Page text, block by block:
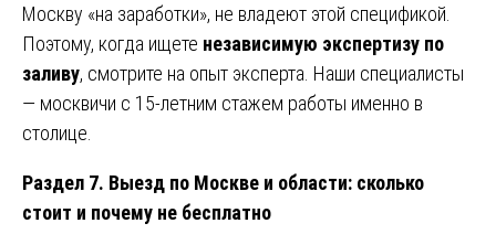
Москву «на заработки», не владеют этой спецификой.
Поэтому, когда ищете независимую экспертизу по
заливу, смотрите на опыт эксперта. Наши специалисты
— москвичи с 15-летним стажем работы именно в
столице.
Раздел 7. Выезд по Москве и области: сколько
стоит и почему не бесплатно